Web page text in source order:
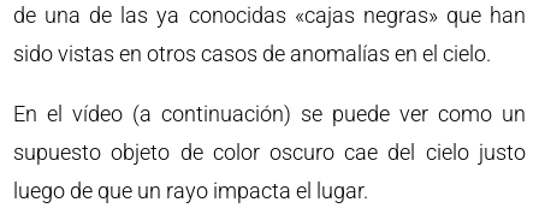
de una de las ya conocidas «cajas negras» que han
sido vistas en otros casos de anomalías en el cielo.
En el vídeo (a continuación) se puede ver como un
supuesto objeto de color oscuro cae del cielo justo
luego de que un rayo impacta el lugar.